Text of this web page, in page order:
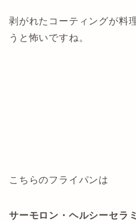
剥がれたコーティングが料
うと怖いですね。
こちらのフライパンは
サーモロン・ヘルシーセラ